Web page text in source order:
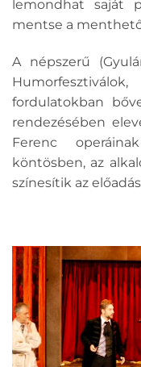
lemondhat saját
mentse a
A népszerű
fordulatokban
rendezésében
Ferenc
köntösben, az
színesítik az